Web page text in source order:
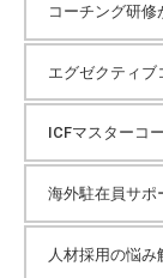
コーチング研修
エグゼクティブ
ICFマスターコ
海外駐在員サポ
人材採用の悩み